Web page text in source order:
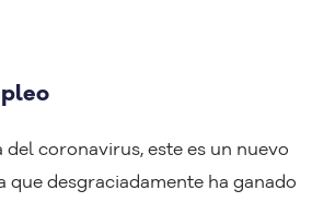
del coronavirus, este es un nuevo
que desgraciadamente ha ganado